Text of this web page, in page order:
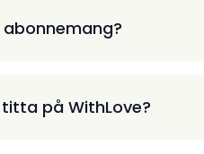
på WithLove?